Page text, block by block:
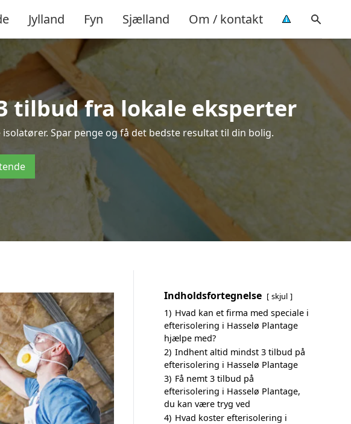
Jylland Fyn Sjælland Om / kontakt
tilbud fra lokale eksperter
Spar penge og få det bedste resultat til din bolig.
Indholdsfortegnelse skjul
1) Hvad kan et firma med speciale i
efterisolering i Hasselø Plantage
hjælpe med?
2) Indhent altid mindst 3 tilbud på
efterisolering i Hasselø Plantage
3) Få nemt 3 tilbud på
efterisolering i Hasselø Plantage,
du kan være tryg ved
4) Hvad koster efterisolering i